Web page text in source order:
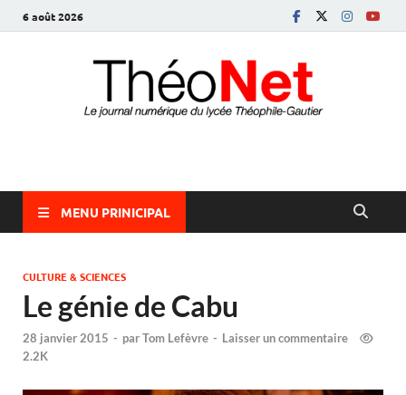
6 août 2026
ThéoNet
MENU PRINICIPAL
CULTURE & SCIENCES
Le génie de Cabu
28 janvier 2015 - parTom Lefèvre - Laisser un commentaire
2.2K